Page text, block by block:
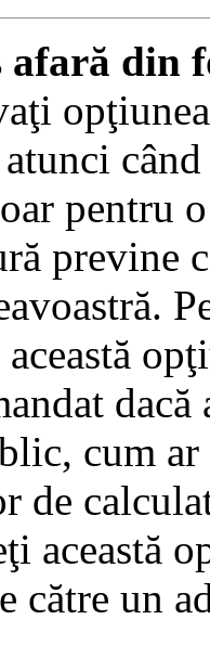
afară din
atunci
pentru
previne
cum
de
această
către un